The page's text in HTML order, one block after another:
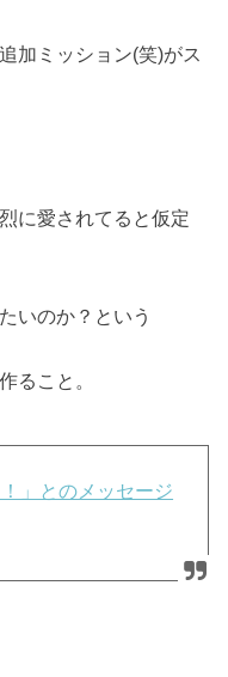
加ミッション(笑)がス
に愛されてると仮定
いのか？という
ること。
」とのメッセージ